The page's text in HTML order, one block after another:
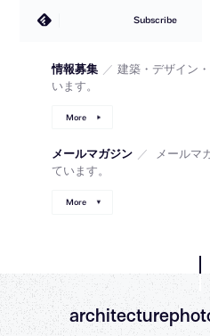
Subscribe
情報募集 ／ 建築・デザイン
います。
More
メールマガジン ／
メールマ
ています。
More